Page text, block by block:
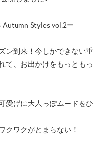
Styles vol.2ー
ン到来！今しかできない重
て、お出かけをもっともっ
愛げに大人っぽムードをひ
クワクがとまらない！